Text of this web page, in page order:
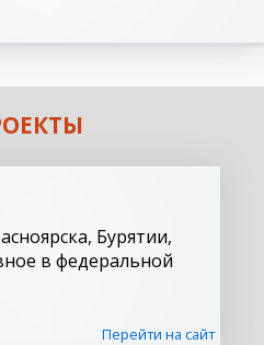
Бурятии,
в федеральной
Перейти на сайт